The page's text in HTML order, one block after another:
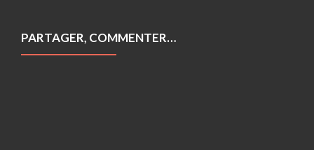
PARTAGER, COMMENTER…